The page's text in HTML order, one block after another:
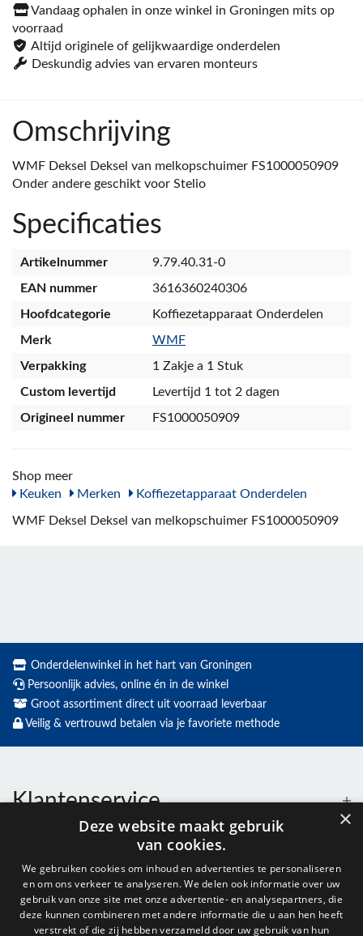
Vandaag ophalen in onze winkel in Groningen mits op
voorraad
Altijd originele of gelijkwaardige onderdelen
Deskundig advies van ervaren monteurs
Omschrijving
WMF Deksel Deksel van melkopschuimer FS1000050909
Onder andere geschikt voor Stelio
Specificaties
Artikelnummer
9.79.40.31-0
EAN nummer
3616360240306
Hoofdcategorie
Koffiezetapparaat Onderdelen
Merk
WMF
Verpakking
1 Zakje a 1 Stuk
Custom levertijd
Levertijd 1 tot 2 dagen
Origineel nummer
FS1000050909
Shop meer
Keuken
Merken Koffiezetapparaat Onderdelen
WMF Deksel Deksel van melkopschuimer FS1000050909
Onderdelenwinkel in het hart van Groningen
Persoonlijk advies, online én in de winkel
Groot assortiment direct uit voorraad leverbaar
Veilig & vertrouwd betalen via je favoriete methode
Klantenservice
Openingstijden
×
Deze website maakt gebruik
van cookies.
We gebruiken cookies om inhoud en advertenties te personaliseren
en om ons verkeer te analyseren. We delen ook informatie over uw
gebruik van onze site met onze advertentie- en analysepartners, die
deze kunnen combineren met andere informatie die u aan hen heeft
verstrekt of die zij hebben verzameld door uw gebruik van hun